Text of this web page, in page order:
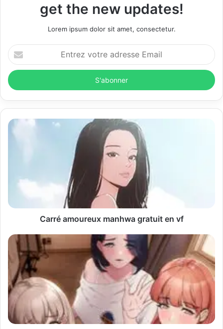
get the new updates!
Lorem ipsum dolor sit amet, consectetur.
E
n
r
z
o
s
E
a
i
Carré amoureux manhwa gratuit en vf